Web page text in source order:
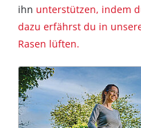
ihn unterstützen, indem
dazu erfährst du in
Rasen lüften.